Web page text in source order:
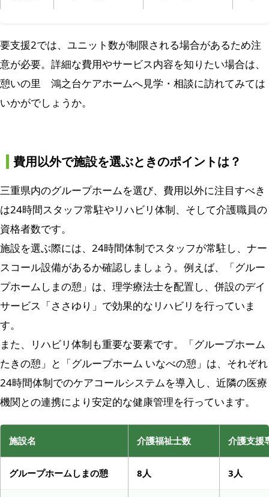
要支援2では、ユニット数が制限される場合があるため注
意が必要。詳細な費用やサービス内容を知りたい場合は、
憩いの里 鴻之台ケアホームへ見学・相談に訪れてみては
いかがでしょうか。
費用以外で施設を選ぶときのポイントは？
三重県内のグループホームを選び、費用以外に注目すべき
は24時間スタッフ常駐やリハビリ体制、そして介護職員の
資格者数です。
施設を選ぶ際には、24時間体制でスタッフが常駐し、ナー
スコール設備があるか確認しましょう。例えば、「グルー
プホームしまの憩」は、理学療法士を配置し、併設のデイ
サービス「ささゆり」で効果的なリハビリを行っていま
す。
また、リハビリ体制も重要な要素です。「グループホーム
たきの憩」と「グループホーム いなべの憩」は、それぞれ
24時間体制でのケアコールシステムを導入し、近隣の医療
機関との連携により安定的な健康管理を行っています。
施設名 介護福祉士数 介護支援
グループホームしまの憩 8人 3人